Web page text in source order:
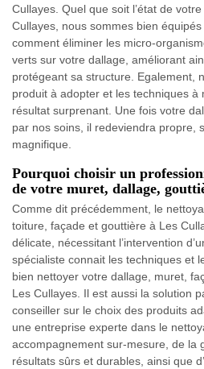
Cullayes. Quel que soit l’état de
Cullayes, nous sommes bien
comment éliminer les micro-
verts sur votre dallage, améliorant
protégeant sa structure. Egalement,
produit à adopter et les techniques
résultat surprenant. Une fois votre
par nos soins, il redeviendra propre,
magnifique.
Pourquoi choisir un
de votre muret, dallage,
Comme dit précédemment, le
toiture, façade et gouttière à Les
délicate, nécessitant l’intervention
spécialiste connait les techniques et
bien nettoyer votre dallage, muret,
Les Cullayes. Il est aussi la solution
conseiller sur le choix des produits
une entreprise experte dans le
accompagnement sur-mesure, de la
résultats sûrs et durables, ainsi que